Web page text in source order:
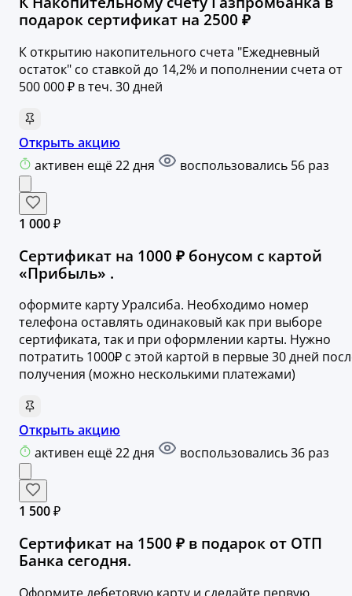
подарок сертификат на 2500 ₽
К открытию накопительного счета "Ежедневный
остаток" со ставкой до 14,2% и пополнении счета от
500 000 ₽ в теч. 30 дней
Открыть акцию
активен ещё 22 дня
воспользовались 56 раз
1 000 ₽
Сертификат на 1000 ₽ бонусом с картой
«Прибыль» .
оформите карту Уралсиба. Необходимо номер
телефона оставлять одинаковый как при выборе
сертификата, так и при оформлении карты. Нужно
потратить 1000₽ с этой картой в первые 30 дней
получения (можно несколькими платежами)
Открыть акцию
активен ещё 22 дня
воспользовались 36 раз
1 500 ₽
Сертификат на 1500 ₽ в подарок от ОТП
Банка сегодня.